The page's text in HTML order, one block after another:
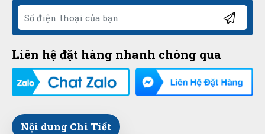
Liên hệ đặt hàng nhanh chóng qua
Nội dung Chi Tiết